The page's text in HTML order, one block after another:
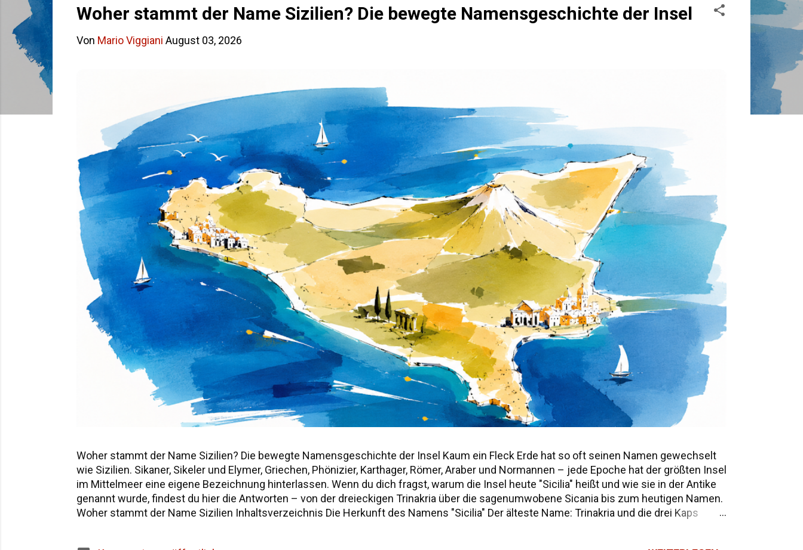
Woher stammt der Name Sizilien? Die bewegte Namensgeschichte der Insel
Von Mario Viggiani August 03, 2026
Woher stammt der Name Sizilien? Die bewegte Namensgeschichte der Insel Kaum ein Fleck Erde hat so oft seinen Namen gewechselt
wie Sizilien. Sikaner, Sikeler und Elymer, Griechen, Phönizier, Karthager, Römer, Araber und Normannen – jede Epoche hat der größten Insel
im Mittelmeer eine eigene Bezeichnung hinterlassen. Wenn du dich fragst, warum die Insel heute "Sicilia" heißt und wie sie in der Antike
genannt wurde, findest du hier die Antworten – von der dreieckigen Trinakria über die sagenumwobene Sicania bis zum heutigen Namen.
Woher stammt der Name Sizilien Inhaltsverzeichnis Die Herkunft des Namens "Sicilia" Der älteste Name: Trinakria und die drei Kaps